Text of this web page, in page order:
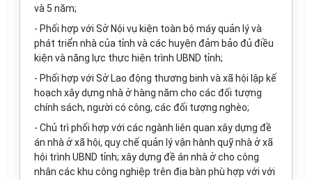
và 5 năm;
- Phối hợp với Sở Nội vụ kiện toàn bộ máy quản lý và
phát triển nhà của tỉnh và các huyện đảm bảo đủ điều
kiện và năng lực thực hiện trình UBND tỉnh;
- Phối hợp với Sở Lao động thương binh và xã hội lập kế
hoạch xây dựng nhà ở hàng năm cho các đối tượng
chính sách, người có công, các đối tượng nghèo;
- Chủ trì phối hợp với các ngành liên quan xây dựng đề
án nhà ở xã hội, quy chế quản lý vận hành quỹ nhà ở xã
hội trình UBND tỉnh; xây dựng đề án nhà ở cho công
nhân các khu công nghiệp trên địa bàn phù hợp với với